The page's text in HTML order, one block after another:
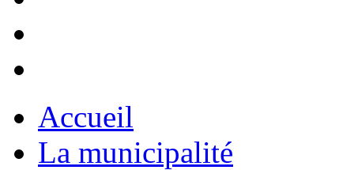
Accueil
La municipalité